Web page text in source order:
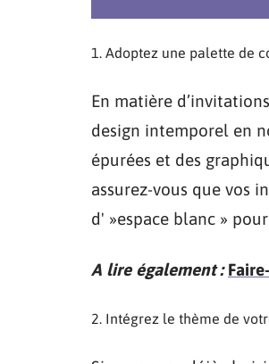
Adoptez une palette de
En matière
design intemporel en
épurées et des
assurez-vous que vos
d' »espace blanc »
A lire également :
Intégrez le thème de